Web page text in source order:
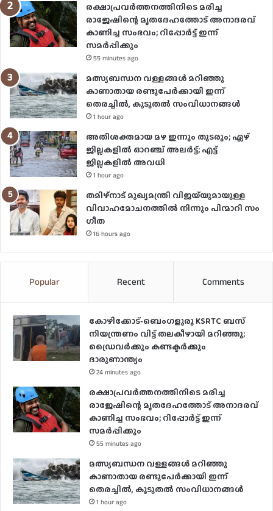
രക്ഷാപ്രവർത്തനത്തിനിടെ മരിച്ച
രാജേഷിന്റെ മൃതദേഹത്തോട് അനാദരവ്
കാണിച്ച സംഭവം; റിപ്പോർട്ട് ഇന്ന്
സമര്‍പ്പിക്കും
55 minutes ago
മത്സ്യബന്ധന വള്ളങ്ങൾ മറിഞ്ഞു
കാണാതായ രണ്ടുപേർക്കായി ഇന്ന്
തെരച്ചിൽ, കൂടുതൽ സംവിധാനങ്ങൾ
1 hour ago
അതിശക്തമായ മഴ ഇന്നും തുടരും; ഏഴ്
ജില്ലകളിൽ ഓറഞ്ച് അലർട്ട്; എട്ട്
ജില്ലകളിൽ അവധി
1 hour ago
തമിഴ്നാട് മുഖ്യമന്ത്രി വിജയ്‌യുമായുള്ള
വിവാഹമോചനത്തിൽ നിന്നും പിന്മാറി സം​
ഗീത
16 hours ago
Popular Recent Comments
കോഴിക്കോട്-ബെംഗളൂരു KSRTC ബസ്
നിയന്ത്രണം വിട്ട് തലകീഴായി മറിഞ്ഞു;
ഡ്രെെവർക്കും കണ്ടക്ടർക്കും
ദാരുണാന്ത്യം
24 minutes ago
രക്ഷാപ്രവർത്തനത്തിനിടെ മരിച്ച
രാജേഷിന്റെ മൃതദേഹത്തോട് അനാദരവ്
കാണിച്ച സംഭവം; റിപ്പോർട്ട് ഇന്ന്
സമര്‍പ്പിക്കും
55 minutes ago
മത്സ്യബന്ധന വള്ളങ്ങൾ മറിഞ്ഞു
കാണാതായ രണ്ടുപേർക്കായി ഇന്ന്
തെരച്ചിൽ, കൂടുതൽ സംവിധാനങ്ങൾ
1 hour ago